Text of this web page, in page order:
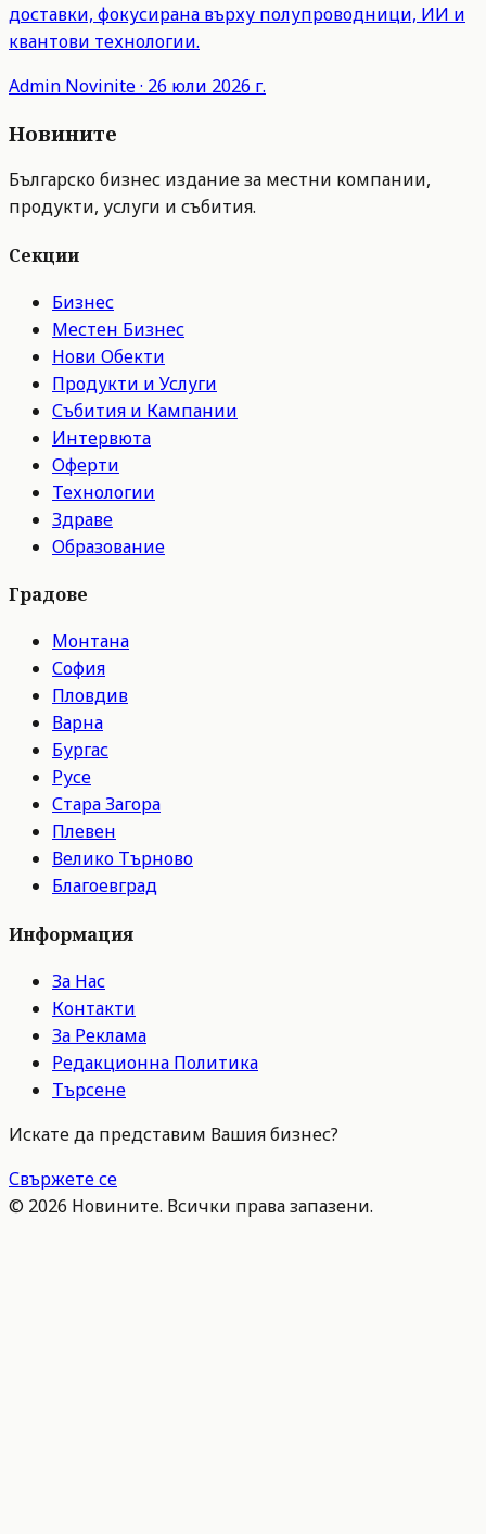
доставки, фокусирана върху полупроводници, ИИ и
квантови технологии.
Admin Novinite· 26 юли 2026 г.
Новините
Българско бизнес издание за местни компании,
продукти, услуги и събития.
Секции
Бизнес
Местен Бизнес
Нови Обекти
Продукти и Услуги
Събития и Кампании
Интервюта
Оферти
Технологии
Здраве
Образование
Градове
Монтана
София
Пловдив
Варна
Бургас
Русе
Стара Загора
Плевен
Велико Търново
Благоевград
Информация
За Нас
Контакти
За Реклама
Редакционна Политика
Търсене
Искате да представим Вашия бизнес?
Свържете се
© 2026 Новините. Всички права запазени.